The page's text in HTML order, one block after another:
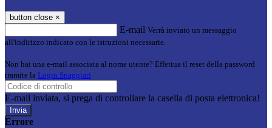
button close ×
E-mail Verrà inviato un messaggio
all'indirizzo indicato con le istruzioni necessarie.
Non hai una e-mail associata al nome utente? Effettua il reset della password
tramite la Login Spaggiari
E-mail inviata, si prega di controllare la casella di posta elettronica!
Errore